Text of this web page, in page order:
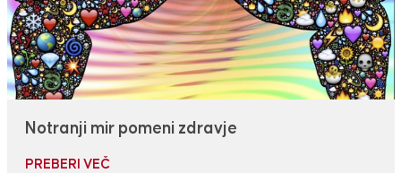
Notranji mir pomeni zdravje
PREBERI VEČ